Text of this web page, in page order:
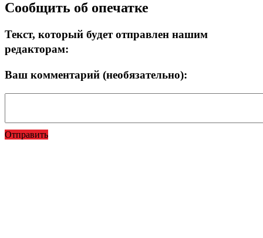
Сообщить об опечатке
Текст, который будет отправлен нашим
редакторам:
Ваш комментарий (необязательно):
Отправить